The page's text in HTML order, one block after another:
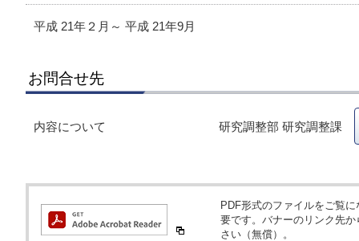
平成 21年２月～ 平成 21年9月
お問合せ先
内容について 研究調整部 研究調整課
PDF形式のファイルをご覧
要です。バナーのリンク先
さい（無償）。